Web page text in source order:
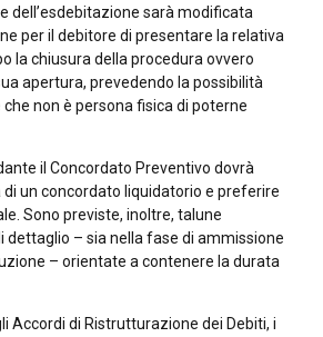
dell’esdebitazione sarà modificata
per il debitore di presentare la relativa
la chiusura della procedura ovvero
apertura, prevedendo la possibilità
non è persona fisica di poterne
il Concordato Preventivo dovrà
di un concordato liquidatorio e preferire
Sono previste, inoltre, talune
dettaglio – sia nella fase di ammissione
– orientate a contenere la durata
Accordi di Ristrutturazione dei Debiti, i